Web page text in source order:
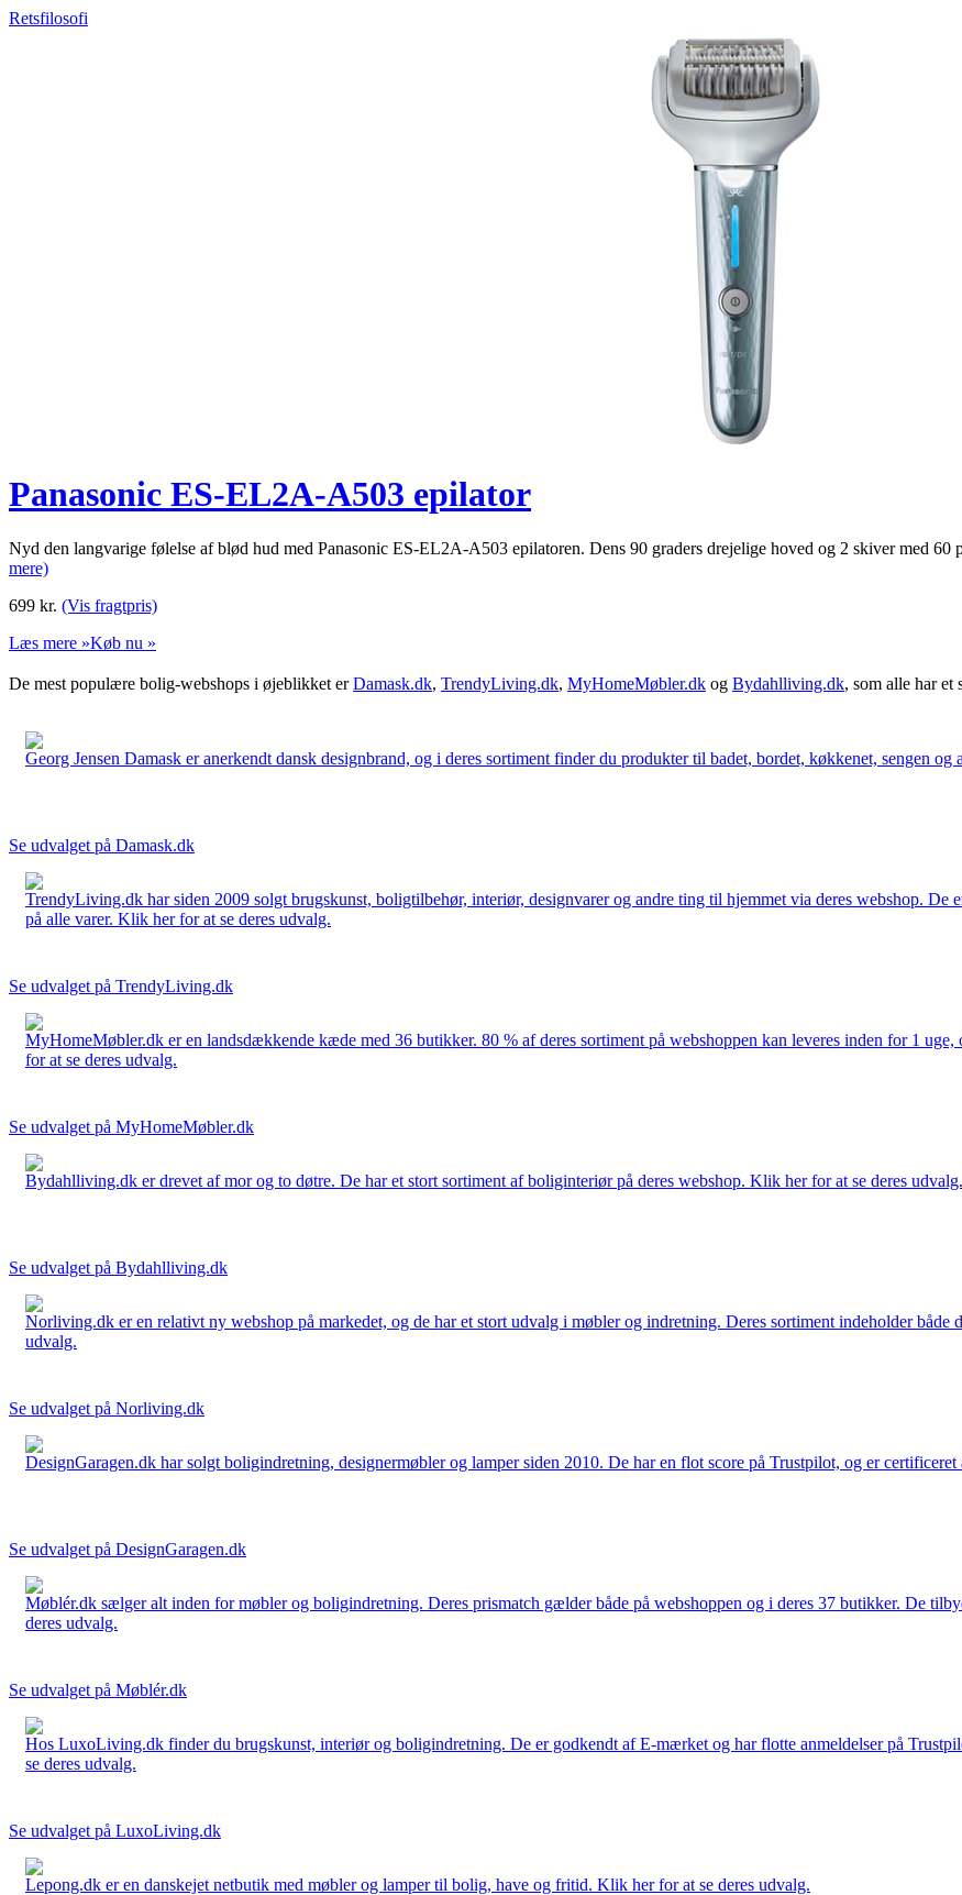
Retsfilosofi
Panasonic ES-EL2A-A503 epilator
Nyd den langvarige følelse af blød hud med Panasonic ES-EL2A-A503 epilatoren. Dens 90 graders drejelige hoved og 2 skiver med
mere)
699 kr. (Vis fragtpris)
Læs mere »Køb nu »
De mest populære bolig-webshops i øjeblikket erDamask.dk, TrendyLiving.dk, MyHomeMøbler.dk og Bydahlliving.dk, som alle har et
Georg Jensen Damask er anerkendt dansk designbrand, og i deres sortiment finder du produkter til badet, bordet, køkkenet, sengen
Se udvalget på Damask.dk
TrendyLiving.dk har siden 2009 solgt brugskunst, boligtilbehør, interiør, designvarer og andre ting til hjemmet via deres webshop. De
på alle varer. Klik her for at se deres udvalg.
Se udvalget på TrendyLiving.dk
MyHomeMøbler.dk er en landsdækkende kæde med 36 butikker. 80 % af deres sortiment på webshoppen kan leveres inden for 1
for at se deres udvalg.
Se udvalget på MyHomeMøbler.dk
Bydahlliving.dk er drevet af mor og to døtre. De har et stort sortiment af boliginteriør på deres webshop. Klik her for at se deres udvalg.
Se udvalget på Bydahlliving.dk
Norliving.dk er en relativt ny webshop på markedet, og de har et stort udvalg i møbler og indretning. Deres sortiment indeholder både
udvalg.
Se udvalget på Norliving.dk
DesignGaragen.dk har solgt boligindretning, designermøbler og lamper siden 2010. De har en flot score på Trustpilot, og er
Se udvalget på DesignGaragen.dk
Møblér.dk sælger alt inden for møbler og boligindretning. Deres prismatch gælder både på webshoppen og i deres 37 butikker. De
deres udvalg.
Se udvalget på Møblér.dk
Hos LuxoLiving.dk finder du brugskunst, interiør og boligindretning. De er godkendt af E-mærket og har flotte anmeldelser på
se deres udvalg.
Se udvalget på LuxoLiving.dk
Lepong.dk er en danskejet netbutik med møbler og lamper til bolig, have og fritid. Klik her for at se deres udvalg.